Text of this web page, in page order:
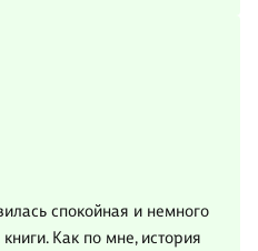
спокойная и немного
Как по мне, история